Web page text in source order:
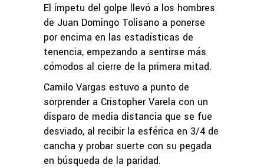
El ímpetu del golpe llevó a los hombres
de Juan Domingo Tolisano a ponerse
por encima en las estadísticas de
tenencia, empezando a sentirse más
cómodos al cierre de la primera mitad.
Camilo Vargas estuvo a punto de
sorprender a Cristopher Varela con un
disparo de media distancia que se fue
desviado, al recibir la esférica en 3/4 de
cancha y probar suerte con su pegada
en búsqueda de la paridad.